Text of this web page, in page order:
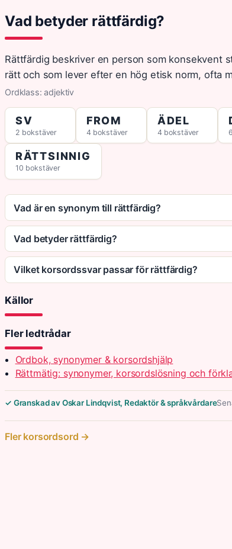
Vad betyder rättfärdig?
Rättfärdig beskriver en person som konsekvent
rätt och som lever efter en hög etisk norm, ofta
Ordklass: adjektiv
SV
2 bokstäver
FROM
4 bokstäver
ÄDEL
4 bokstäver
RÄTTSINNIG
10 bokstäver
Vad är en synonym till rättfärdig?
Vad betyder rättfärdig?
Vilket korsordssvar passar för rättfärdig?
Källor
Fler ledtrådar
Ordbok, synonymer & korsordshjälp
Rättmätig: synonymer, korsordslösning och
✓ Granskad av Oskar Lindqvist, Redaktör & språkvårdare
Fler korsordsord →